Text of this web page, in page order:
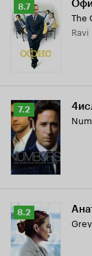
Рейтинг
Кинопоиска
8.7
8.7
The
Ravi
Рейтинг
Кинопоиска
7.2
7.2
Рейтинг
Кинопоиска
8.2
8.2